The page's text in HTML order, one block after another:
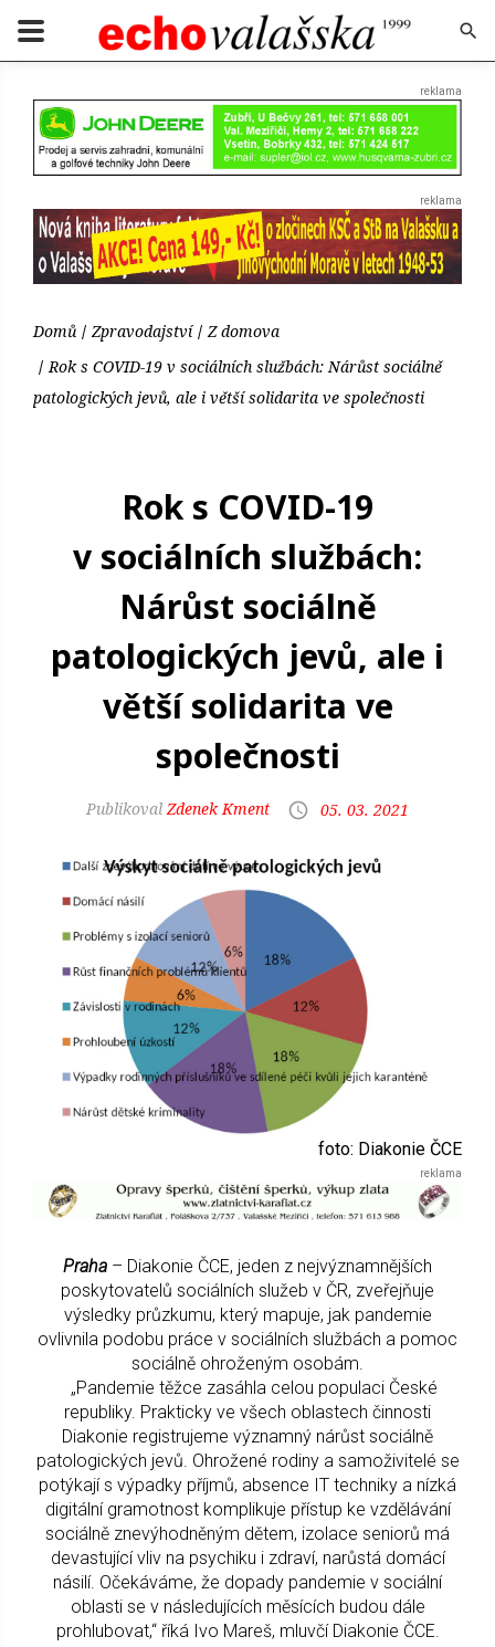
Domů Zpravodajství
Z domova
Rok s COVID-19 v sociálních službách: Nárůst sociálně
patologických jevů, ale i větší solidarita ve společnosti
Rok s COVID-19
v sociálních službách:
Nárůst sociálně
patologických jevů, ale i
větší solidarita ve
společnosti
Zdenek Kment 05. 03. 2021
foto: Diakonie ČCE
Praha – Diakonie ČCE, jeden z nejvýznamnějších
poskytovatelů sociálních služeb v ČR, zveřejňuje
výsledky průzkumu, který mapuje, jak pandemie
ovlivnila podobu práce v sociálních službách a pomoc
sociálně ohroženým osobám.
„Pandemie těžce zasáhla celou populaci České
republiky. Prakticky ve všech oblastech činnosti
Diakonie registrujeme významný nárůst sociálně
patologických jevů. Ohrožené rodiny a samoživitelé se
potýkají s výpadky příjmů, absence IT techniky a nízká
digitální gramotnost komplikuje přístup ke vzdělávání
sociálně znevýhodněným dětem, izolace seniorů má
devastující vliv na psychiku i zdraví, narůstá domácí
násilí. Očekáváme, že dopady pandemie v sociální
oblasti se v následujících měsících budou dále
prohlubovat,“ říká Ivo Mareš, mluvčí Diakonie ČCE.